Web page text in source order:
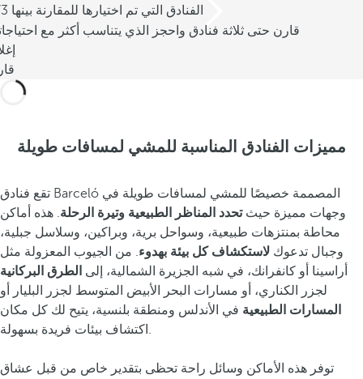
/3 الفنادق التي تم اختيارها للمقارنة بينها
قارن حتى ثلاثة فنادق واحجز الذي يتناسب أكثر مع
مميزات الفنادق المناسبة للمشي لمسافات طويلة
تقع فنادق Barceló المصممة خصيصًا للمشي لمسافات طويلة في
وجهات مميزة حيثتحدد المناظر الطبيعية وتيرة الرحلة. هذه أماكن
محاطة بمنتزهات طبيعية، وسواحل برية، وبراكين، وسلاسل جبلية،
وجبال تدعوك لاستكشاف كل بيئة بهدوء. من الجيوب المعزولة مثل
أراسينا أو كانفرانك، في شبه الجزيرة الشمالية، إلى الطرق البركانية
لجزر الكناري، أو مسارات البحر الأبيض المتوسط لجزر البليار أو
المسارات الطبيعية في الأندلس ومنطقة بلنسية، يتيح لك كل مكان
اكتشاف بيئات فريدة بسهولة.
توفر هذه الأماكن وسائل راحة تحظى بتقدير خاص من قبل عشاق